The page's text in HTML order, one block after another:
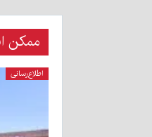
ممکن
اطلاع‌رسانی